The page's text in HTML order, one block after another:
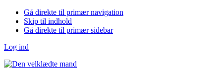
Gå direkte til primær navigation
Skip til indhold
Gå direkte til primær sidebar
Log ind